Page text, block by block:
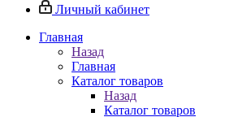
Личный кабинет
Главная
Назад
Главная
Каталог товаров
Назад
Каталог товаров